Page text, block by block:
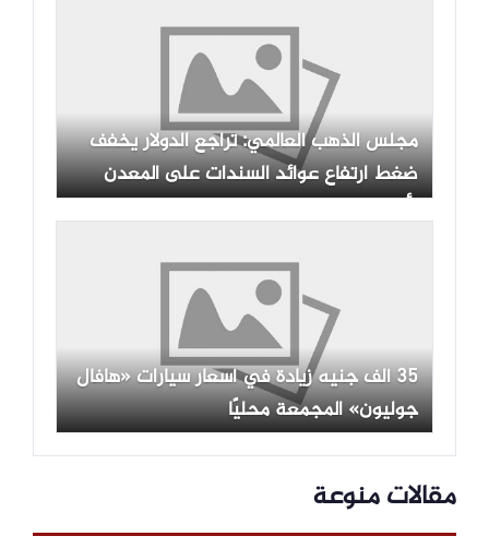
مجلس الذهب العالمي: تراجع الدولار يخفف
ضغط ارتفاع عوائد السندات على المعدن
الأصفر
35 ألف جنيه زيادة في أسعار سيارات «هافال
جوليون» المجمعة محليًا
مقالات منوعة